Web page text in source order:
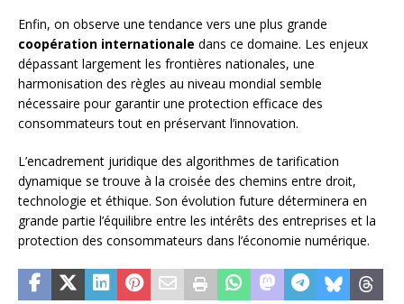
Enfin, on observe une tendance vers une plus grande
coopération internationale dans ce domaine. Les enjeux
dépassant largement les frontières nationales, une
harmonisation des règles au niveau mondial semble
nécessaire pour garantir une protection efficace des
consommateurs tout en préservant l’innovation.
L’encadrement juridique des algorithmes de tarification
dynamique se trouve à la croisée des chemins entre droit,
technologie et éthique. Son évolution future déterminera en
grande partie l’équilibre entre les intérêts des entreprises et la
protection des consommateurs dans l’économie numérique.